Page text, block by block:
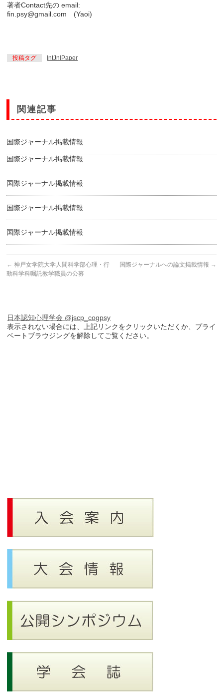
著者Contact先の email:
fin.psy@gmail.com (Yaoi)
投稿タグ IntJnlPaper
関連記事
国際ジャーナル掲載情報
国際ジャーナル掲載情報
国際ジャーナル掲載情報
国際ジャーナル掲載情報
国際ジャーナル掲載情報
← 神戸女学院大学人間科学部心理・行
動科学科嘱託教学職員の公募
国際ジャーナルへの論文掲載情報 →
日本認知心理学会 @jscp_cogpsy
表示されない場合には、上記リンクをクリックいただくか、プライ
ベートブラウジングを解除してご覧ください。